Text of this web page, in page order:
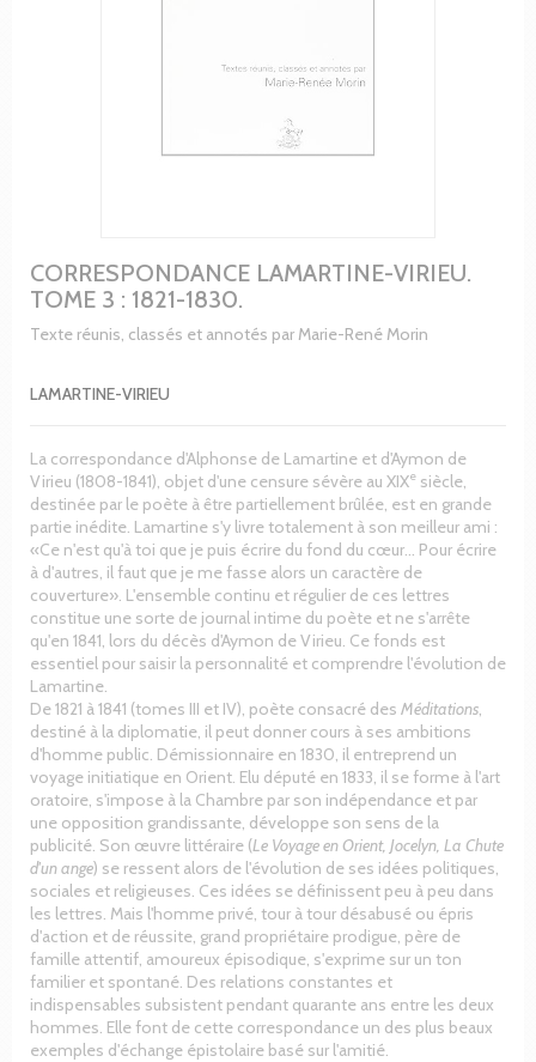
CORRESPONDANCE LAMARTINE-VIRIEU.
TOME 3 : 1821-1830.
Texte réunis, classés et annotés par Marie-René Morin
LAMARTINE-VIRIEU
La correspondance d'Alphonse de Lamartine et d'Aymon de
Virieu (1808-1841), objet d'une censure sévère au XIXe siècle,
destinée par le poète à être partiellement brûlée, est en grande
partie inédite. Lamartine s'y livre totalement à son meilleur ami :
«Ce n'est qu'à toi que je puis écrire du fond du cœur... Pour écrire
à d'autres, il faut que je me fasse alors un caractère de
couverture». L'ensemble continu et régulier de ces lettres
constitue une sorte de journal intime du poète et ne s'arrête
qu'en 1841, lors du décès d'Aymon de Virieu. Ce fonds est
essentiel pour saisir la personnalité et comprendre l'évolution de
Lamartine.
De 1821 à 1841 (tomes III et IV), poète consacré des Méditations
destiné à la diplomatie, il peut donner cours à ses ambitions
d'homme public. Démissionnaire en 1830, il entreprend un
voyage initiatique en Orient. Elu député en 1833, il se forme à l'art
oratoire, s'impose à la Chambre par son indépendance et par
une opposition grandissante, développe son sens de la
publicité. Son œuvre littéraire (Le Voyage en Orient, Jocelyn, La Chute
d'un ange) se ressent alors de l'évolution de ses idées politiques,
sociales et religieuses. Ces idées se définissent peu à peu dans
les lettres. Mais l'homme privé, tour à tour désabusé ou épris
d'action et de réussite, grand propriétaire prodigue, père de
famille attentif, amoureux épisodique, s'exprime sur un ton
familier et spontané. Des relations constantes et
indispensables subsistent pendant quarante ans entre les deux
hommes. Elle font de cette correspondance un des plus beaux
exemples d'échange épistolaire basé sur l'amitié.